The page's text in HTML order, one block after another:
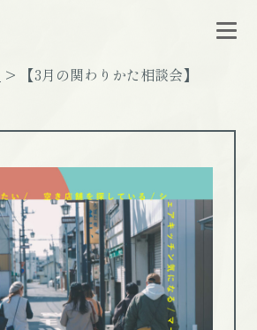
【3月の関わりかた相談会】